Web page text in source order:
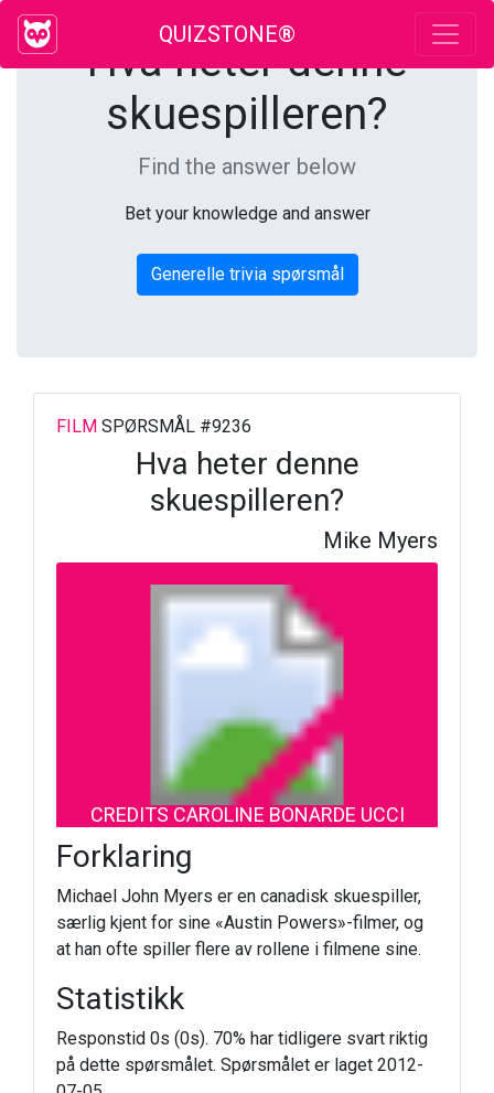
QUIZSTONE®
Hva heter denne
skuespilleren?
Find the answer below
Bet your knowledge and answer
Generelle trivia spørsmål
FILM SPØRSMÅL #9236
Hva heter denne
skuespilleren?
Mike Myers
CREDITS CAROLINE BONARDE UCCI
Forklaring
Michael John Myers er en canadisk skuespiller,
særlig kjent for sine «Austin Powers»-filmer, og
at han ofte spiller flere av rollene i filmene sine.
Statistikk
Responstid 0s (0s). 70% har tidligere svart riktig
på dette spørsmålet. Spørsmålet er laget 2012-